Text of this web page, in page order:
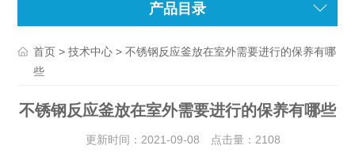
产品目录
首页 >技术中心 > 不锈钢反应釜放在室外需要进行的保养有哪
些
不锈钢反应釜放在室外需要进行的保养有哪些
更新时间：2021-09-08 点击量： 2108